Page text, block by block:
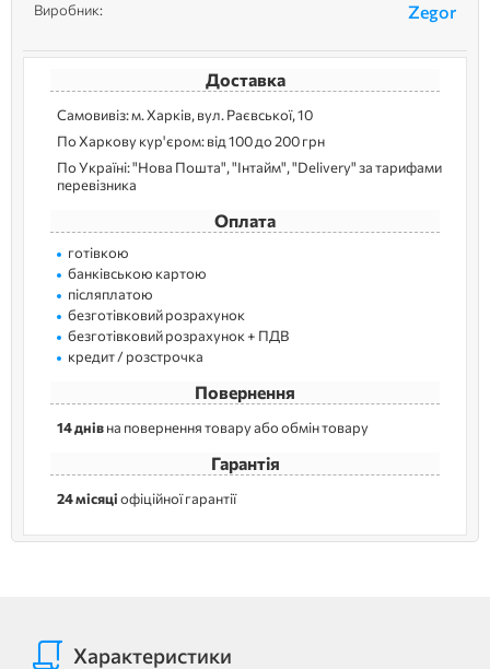
Виробник: Zegor
Доставка
Самовивіз: м. Харків, вул. Раєвської, 10
По Харкову кур'єром: від 100 до 200 грн
По Україні: "Нова Пошта", "Інтайм", "Delivery" за тарифами
перевізника
Оплата
готівкою
банківською картою
післяплатою
безготівковий розрахунок
безготівковий розрахунок + ПДВ
кредит / розстрочка
Повернення
14 днівна повернення товару або обмін товару
Гарантія
24 місяціофіційної гарантії
Характеристики